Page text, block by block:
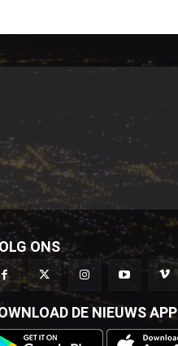
ONS
DE NIEUWS APP